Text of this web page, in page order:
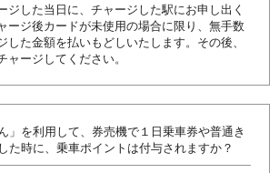
ジした当日に、チャージした駅にお申し出く
ージ後カードが未使用の場合に限り、無手数
した金額を払いもどしいたします。その後、
ャージしてください。
」を利用して、券売機で１日乗車券や普通き
た時に、乗車ポイントは付与されますか？